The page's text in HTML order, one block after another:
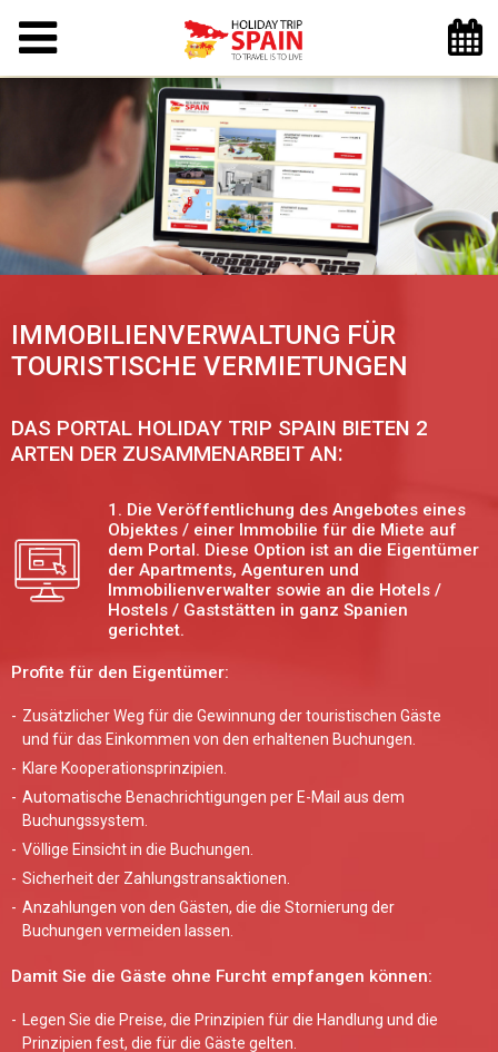
IMMOBILIENVERWALTUNG FÜR
TOURISTISCHE VERMIETUNGEN
DAS PORTAL HOLIDAY TRIP SPAIN BIETEN 2
ARTEN DER ZUSAMMENARBEIT AN:
1. Die Veröffentlichung des Angebotes eines
Objektes / einer Immobilie für die Miete auf
dem Portal. Diese Option ist an die Eigentümer
der Apartments, Agenturen und
Immobilienverwalter sowie an die Hotels /
Hostels / Gaststätten in ganz Spanien
gerichtet.
Profite für den Eigentümer:
Zusätzlicher Weg für die Gewinnung der touristischen Gäste
und für das Einkommen von den erhaltenen Buchungen.
Klare Kooperationsprinzipien.
Automatische Benachrichtigungen per E-Mail aus dem
Buchungssystem.
Völlige Einsicht in die Buchungen.
Sicherheit der Zahlungstransaktionen.
Anzahlungen von den Gästen, die die Stornierung der
Buchungen vermeiden lassen.
Damit Sie die Gäste ohne Furcht empfangen können:
Legen Sie die Preise, die Prinzipien für die Handlung und die
Prinzipien fest, die für die Gäste gelten.